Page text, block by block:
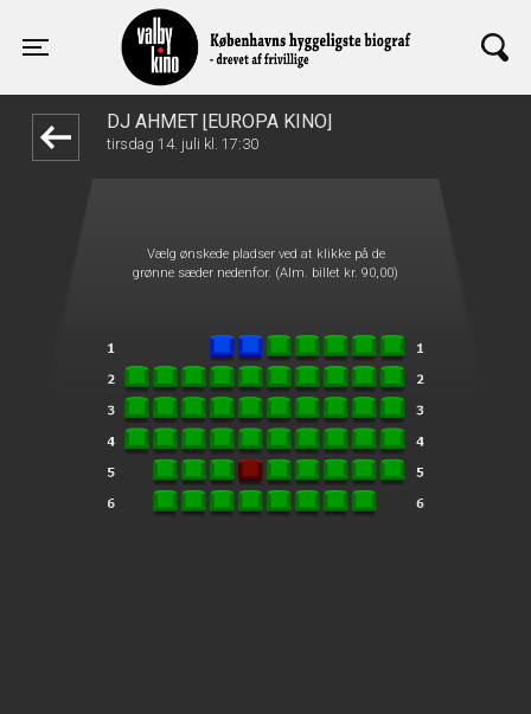
Toggle navigation
Valby Kino
DJ AHMET [EUROPA KINO]
tirsdag 14. juli kl. 17:30
Vælg ønskede pladser ved at klikke på de
grønne sæder nedenfor. (Alm. billet kr. 90,00)
1step-front02 081402